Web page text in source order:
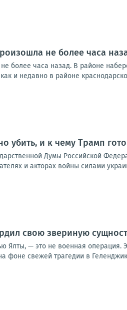
не более часа
более часа назад. В районе
и недавно в районе
убить, и к чему Трамп
Думы Российской
и акторах войны силами
свою звериную
— это не военная операция.
фоне свежей трагедии в